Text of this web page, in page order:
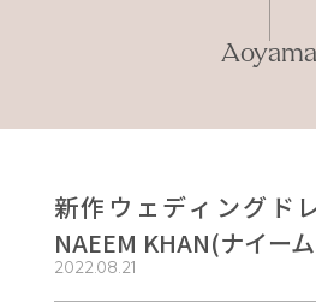
Aoyama
新作ウェディングド
NAEEM KHAN(ナイー
2022.08.21